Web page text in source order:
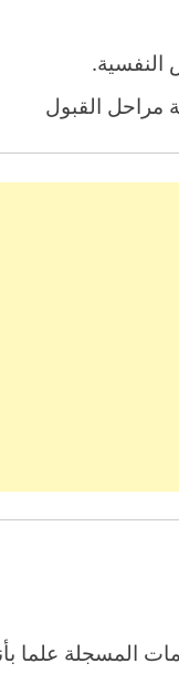
النفسية.
مراحل القبول
المسجلة علما